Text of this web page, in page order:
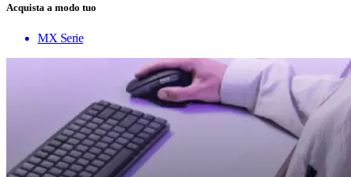
Acquista a modo tuo
MX Serie